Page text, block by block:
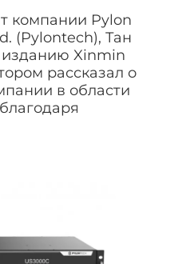
компании Pylon
(Pylontech), Тан
Xinmin
рассказал о
в области